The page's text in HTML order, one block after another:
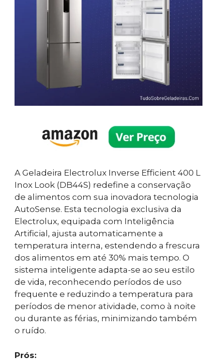
A Geladeira Electrolux Inverse Efficient 400 L
Inox Look (DB44S) redefine a conservação
de alimentos com sua inovadora tecnologia
AutoSense. Esta tecnologia exclusiva da
Electrolux, equipada com Inteligência
Artificial, ajusta automaticamente a
temperatura interna, estendendo a frescura
dos alimentos em até 30% mais tempo. O
sistema inteligente adapta-se ao seu estilo
de vida, reconhecendo períodos de uso
frequente e reduzindo a temperatura para
períodos de menor atividade, como à noite
ou durante as férias, minimizando também
o ruído.
Prós: